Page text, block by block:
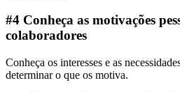
#4 Conheça as motivações
colaboradores
Conheça os interesses e as
determinar o que os motiva.